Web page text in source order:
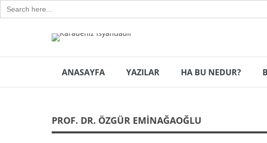
Search
for:
ANASAYFA YAZILAR HA BU NEDUR?
PROF. DR. ÖZGÜR EMINAĞAOĞLU